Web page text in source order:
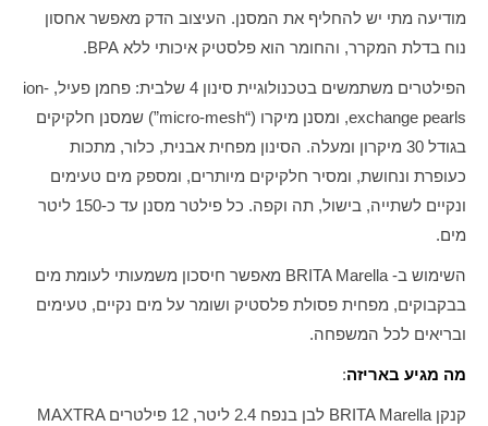
מודיעה מתי יש להחליף את המסנן. העיצוב הדק מאפשר אחסון
נוח בדלת המקרר, והחומר הוא פלסטיק איכותי ללא BPA.
הפילטרים משתמשים בטכנולוגיית סינון 4 שלבית: פחמן פעיל, ion-
exchange pearls, ומסנן מיקרו (“micro-mesh”) שמסנן חלקיקים
בגודל 30 מיקרון ומעלה. הסינון מפחית אבנית, כלור, מתכות
כעופרת ונחושת, ומסיר חלקיקים מיותרים, ומספק מים טעימים
ונקיים לשתייה, בישול, תה וקפה. כל פילטר מסנן עד כ-150 ליטר
מים.
השימוש ב- BRITA Marella מאפשר חיסכון משמעותי לעומת מים
בבקבוקים, מפחית פסולת פלסטיק ושומר על מים נקיים, טעימים
ובריאים לכל המשפחה.
מה מגיע באריזה:
קנקן BRITA Marella לבן בנפח 2.4 ליטר, 12 פילטרים MAXTRA